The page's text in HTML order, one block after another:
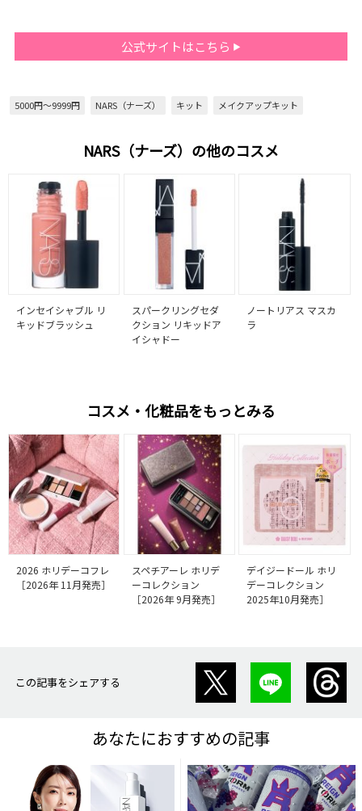
公式サイトはこちら
5000円～9999円 NARS（ナーズ） キット メイクアップキット
NARS（ナーズ）の他のコスメ
インセイシャブル リ
キッドブラッシュ
スパークリングセダ
クション リキッドア
イシャドー
ノートリアス マスカ
ラ
コスメ・化粧品をもっとみる
2026 ホリデーコフレ
［2026年 11月発売］
スペチアーレ ホリデ
ーコレクション
［2026年 9月発売］
デイジードール ホリ
デーコレクション
2025年10月発売］
この記事をシェアする
あなたにおすすめの記事